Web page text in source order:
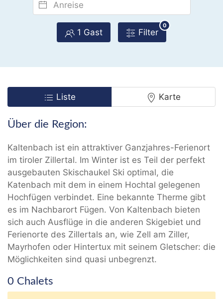
1 Gast Filter
0
Liste Karte
Über die Region:
Kaltenbach ist ein attraktiver Ganzjahres-Ferienort
im tiroler Zillertal. Im Winter ist es Teil der perfekt
ausgebauten Skischaukel Ski optimal, die
Katenbach mit dem in einem Hochtal gelegenen
Hochfügen verbindet. Eine bekannte Therme gibt
es im Nachbarort Fügen. Von Kaltenbach bieten
sich auch Ausflüge in die anderen Skigebiet und
Ferienorte des Zillertals an, wie Zell am Ziller,
Mayrhofen oder Hintertux mit seinem Gletscher: die
Möglichkeiten sind quasi unbegrenzt.
0 Chalets